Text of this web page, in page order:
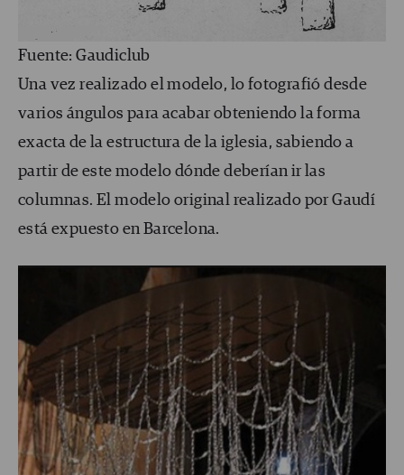
Fuente: Gaudiclub
Una vez realizado el modelo, lo fotografió desde
varios ángulos para acabar obteniendo la forma
exacta de la estructura de la iglesia, sabiendo a
partir de este modelo dónde deberían ir las
columnas. El modelo original realizado por Gaudí
está expuesto en Barcelona.